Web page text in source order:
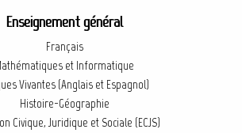
Enseignement général
Français
et Informatique
Vivantes (Anglais et Espagnol)
Histoire-Géographie
Civique, Juridique et Sociale (ECJS)